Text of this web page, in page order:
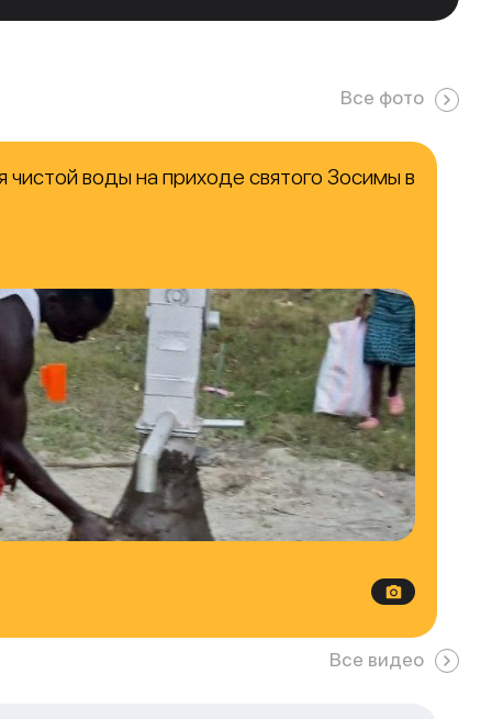
Все фото
воды на приходе святого Зосимы в
Все видео